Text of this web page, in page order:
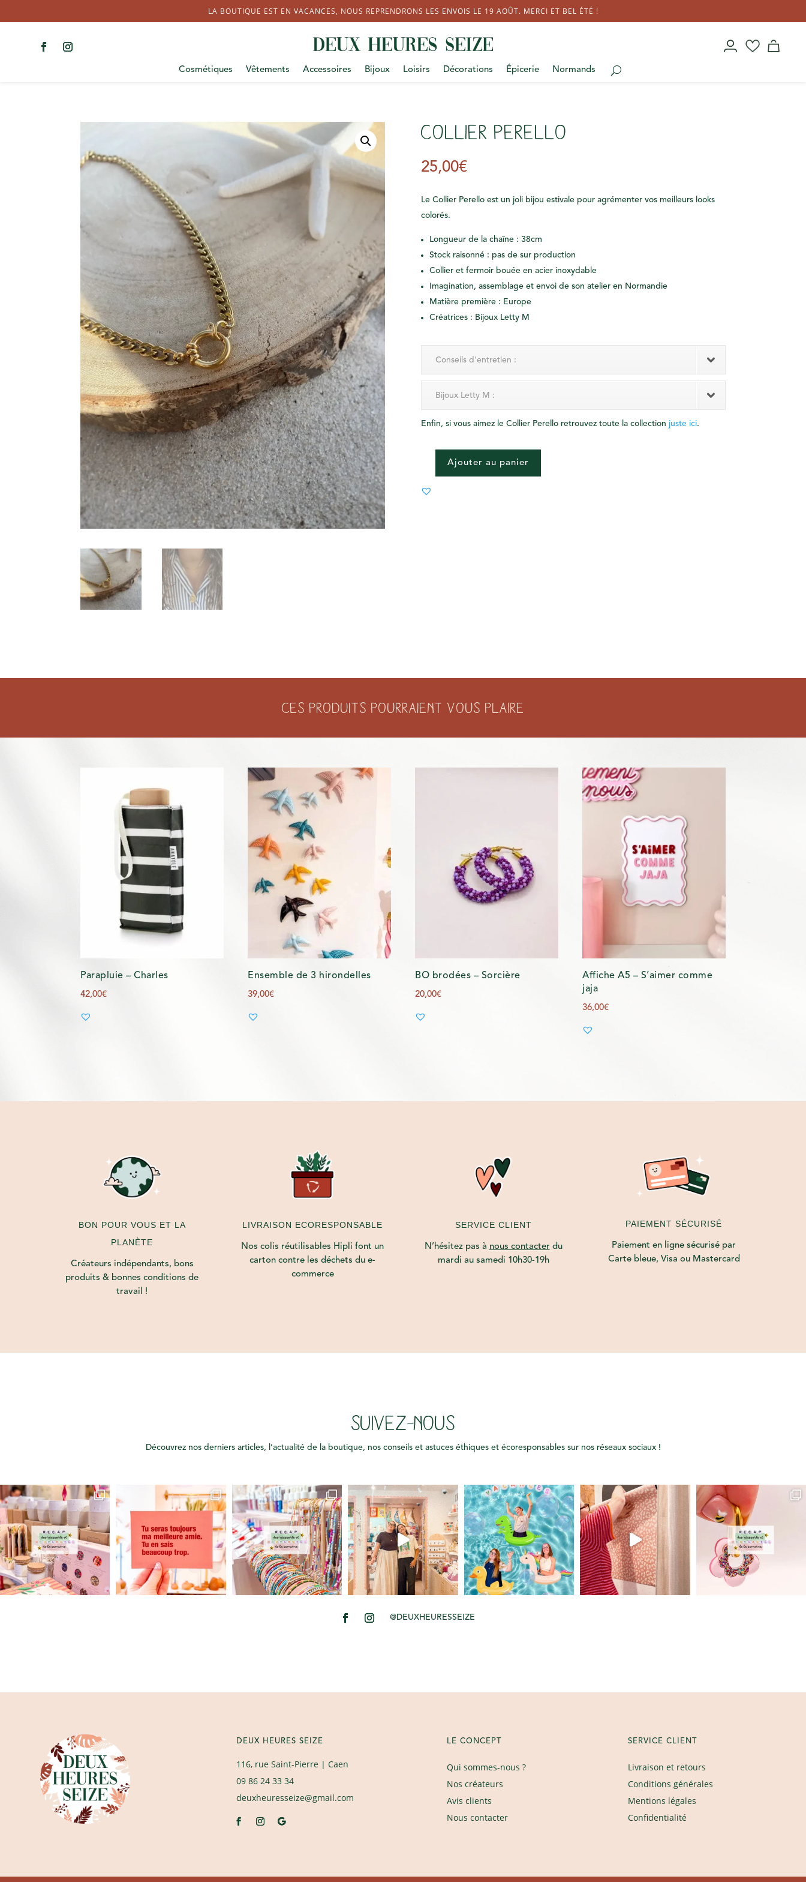
LA BOUTIQUE EST EN VACANCES, NOUS REPRENDRONS LES ENVOIS LE 19 AOÛT. MERCI ET BEL ÉTÉ !
Cosmétiques Vêtements Accessoires Bijoux Loisirs Décorations Épicerie Normands
Collier Perello
25,00€
Le Collier Perello est un joli bijou estivale pour agrémenter vos meilleurs looks
colorés.
Longueur de la chaîne : 38cm
Stock raisonné : pas de sur production
Collier et fermoir bouée en acier inoxydable
Imagination, assemblage et envoi de son atelier en Normandie
Matière première : Europe
Créatrices : Bijoux Letty M
Conseils d'entretien :
Bijoux Letty M :
Enfin, si vous aimez le Collier Perello retrouvez toute la collection juste ici.
QUANTITÉ
COLLIER
Ajouter au panier
Ces produits pourraient vous plaire
Parapluie – Charles
42,00€
Ensemble de 3 hirondelles
39,00€
BO brodées – Sorcière
20,00€
Affiche A5 – S’aimer comme
jaja
36,00€
BON POUR VOUS ET LA
PLANÈTE
Créateurs indépendants, bons
produits & bonnes conditions de
travail !
LIVRAISON ECORESPONSABLE
Nos colis réutilisables Hipli font un
carton contre les déchets du e-
commerce
SERVICE CLIENT
N’hésitez pas à nous contacter du
mardi au samedi 10h30-19h
PAIEMENT SÉCURISÉ
Paiement en ligne sécurisé par
Carte bleue, Visa ou Mastercard
SUIVEZ-NOUS
Découvrez nos derniers articles, l’actualité de la boutique, nos conseils et astuces éthiques et écoresponsables sur nos réseaux sociaux !
@DEUXHEURESSEIZE
DEUX HEURES SEIZE
116, rue Saint-Pierre| Caen
09 86 24 33 34
deuxheuresseize@gmail.com
LE CONCEPT
Qui sommes-nous ?
Nos créateurs
Avis clients
Nous contacter
SERVICE CLIENT
Livraison et retours
Conditions générales
Mentions légales
Confidentialité